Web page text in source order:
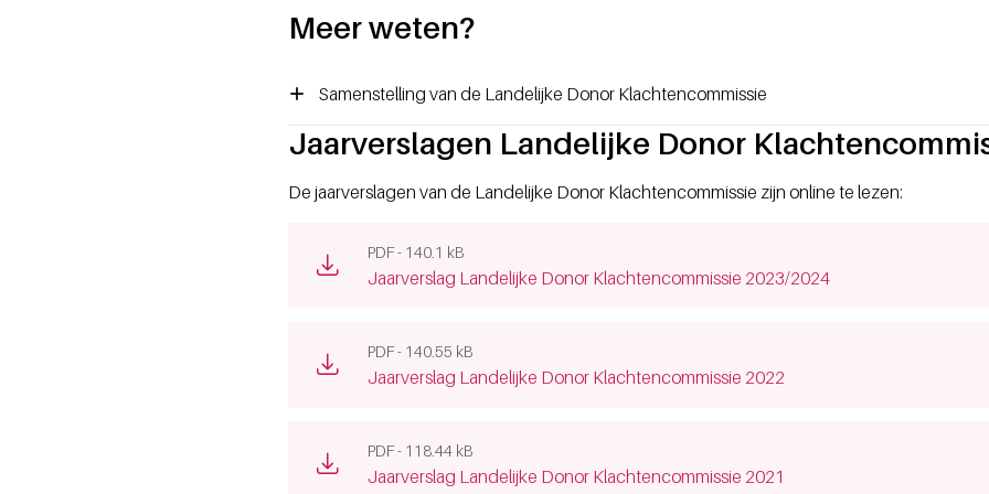
Meer weten?
Samenstelling van de Landelijke Donor Klachtencommissie
Jaarverslagen Landelijke Donor
De jaarverslagen van de Landelijke Donor Klachtencommissie zijn online te lezen:
PDF - 140.1 kB
Jaarverslag Landelijke Donor Klachtencommissie 2023/2024
(opens new window)
PDF - 140.55 kB
Jaarverslag Landelijke Donor Klachtencommissie 2022
(opens new window)
PDF - 118.44 kB
Jaarverslag Landelijke Donor Klachtencommissie 2021
(opens new window)